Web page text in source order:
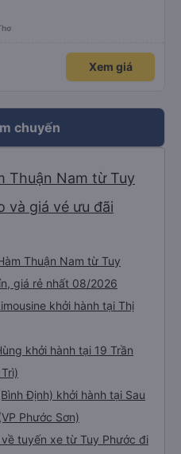
giường nằm thoải mái nhất trên
rằng trong tương lai các tài xế sẽ
đặc biệt là vì tôi dự định sẽ đi tuyến
Xem giá
chuyến
Thuận Nam từ Tuy
và giá vé ưu đãi
Thuận Nam từ Tuy
giá rẻ nhất 08/2026
khởi hành tại Thị
khởi hành tại 19 Trần
Định) khởi hành tại Sau
Phước Sơn)
tuyến xe từ Tuy Phước đi